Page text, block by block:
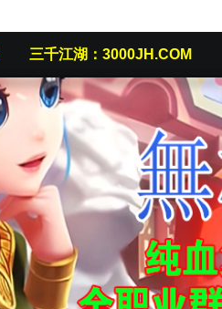
三千江湖：3000JH.COM